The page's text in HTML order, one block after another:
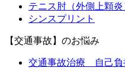
テニス肘（外側上顆炎
シンスプリント
【交通事故】のお悩み
交通事故治療 自己負